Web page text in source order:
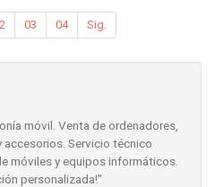
03 04 Sig.
móvil. Venta de ordenadores,
Servicio técnico
móviles y equipos informáticos.
personalizada!"